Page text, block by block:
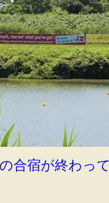
合宿が終わっ